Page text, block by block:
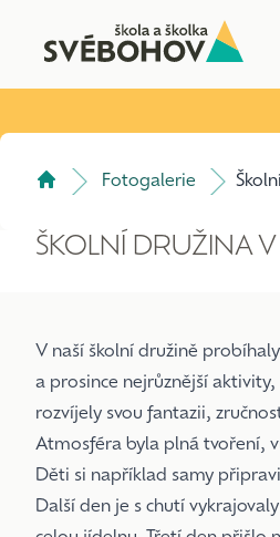
Fotogalerie
ŠKOLNÍ DRUŽINA
V naší školní družině
a prosince nejrůznější
rozvíjely svou fantazii,
Atmosféra byla plná tvoření,
Děti si například samy
Další den je s chutí